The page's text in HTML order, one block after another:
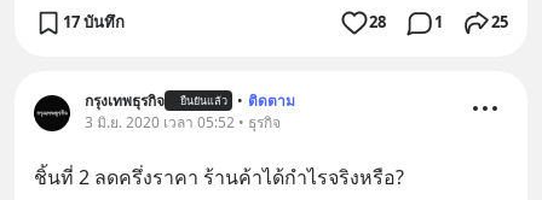
17 บันทึก 28 1 25
กรุงเทพธุรกิจ ยืนยันแล้ว • ติดตาม
3 มิ.ย. 2020 เวลา 05:52 • ธุรกิจ
ชิ้นที่ 2 ลดครึ่งราคา ร้านค้าได้กำไรจริงหรือ?